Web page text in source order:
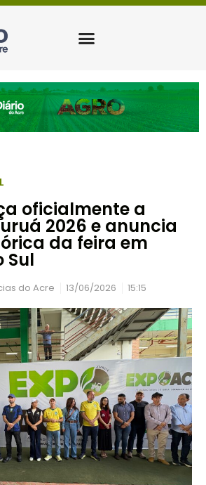
oficialmente a
2026 e anuncia
da feira em
Sul
do Acre 13/06/2026 15:15